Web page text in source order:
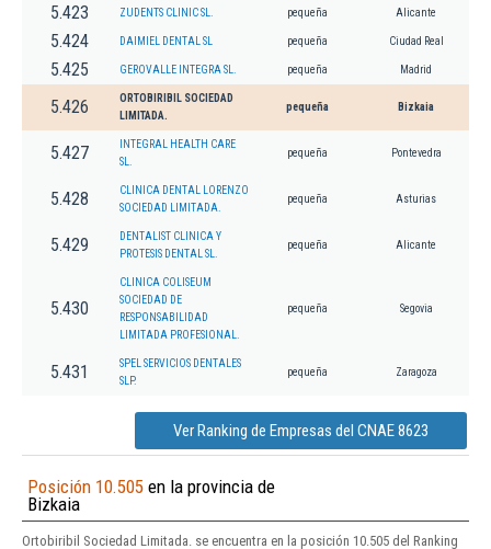
5.423 ZUDENTS CLINIC SL. pequeña Alicante
5.424 DAIMIEL DENTAL SL pequeña Ciudad Real
5.425 GEROVALLE INTEGRA SL. pequeña Madrid
5.426
ORTOBIRIBIL SOCIEDAD
LIMITADA.
pequeña Bizkaia
5.427
INTEGRAL HEALTH CARE
SL.
pequeña Pontevedra
5.428
CLINICA DENTAL LORENZO
SOCIEDAD LIMITADA.
pequeña Asturias
5.429
DENTALIST CLINICA Y
PROTESIS DENTAL SL.
pequeña Alicante
5.430
CLINICA COLISEUM
SOCIEDAD DE
RESPONSABILIDAD
LIMITADA PROFESIONAL.
pequeña Segovia
5.431
SPEL SERVICIOS DENTALES
SLP.
pequeña Zaragoza
Ver Ranking de Empresas del CNAE 8623
Posición 10.505 en la provincia de
Bizkaia
Ortobiribil Sociedad Limitada. se encuentra en la posición 10.505 del Ranking